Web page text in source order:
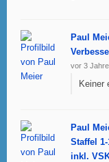
Paul
vor 3
Keiner
Paul
Staffel
inkl.